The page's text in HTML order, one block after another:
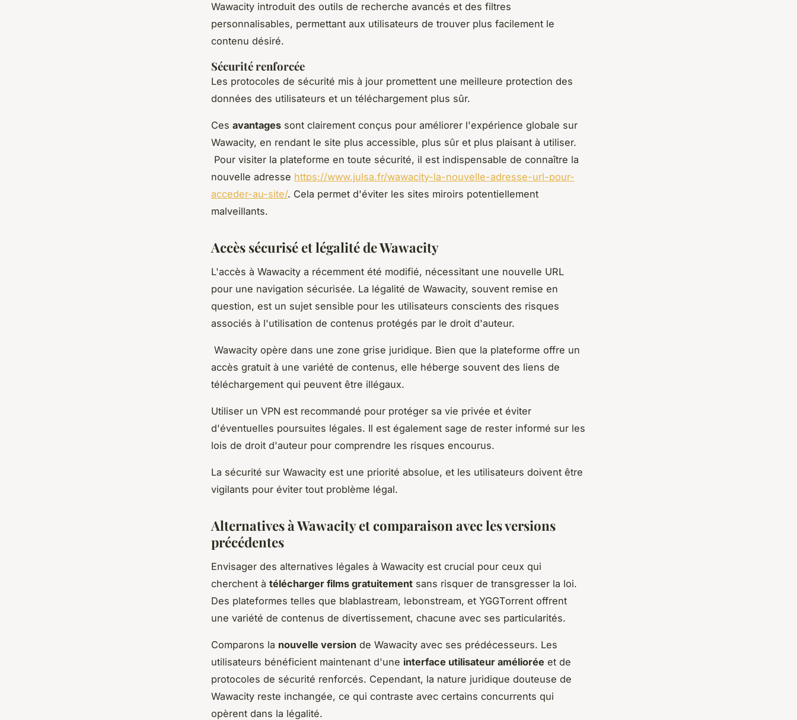
Wawacity introduit des outils de recherche avancés et des filtres
personnalisables, permettant aux utilisateurs de trouver plus facilement le
contenu désiré.
Sécurité renforcée
Les protocoles de sécurité mis à jour promettent une meilleure protection des
données des utilisateurs et un téléchargement plus sûr.
Ces avantages sont clairement conçus pour améliorer l'expérience globale sur
Wawacity, en rendant le site plus accessible, plus sûr et plus plaisant à utiliser.
Pour visiter la plateforme en toute sécurité, il est indispensable de connaître la
nouvelle adresse https://www.julsa.fr/wawacity-la-nouvelle-adresse-url-pour-
acceder-au-site/. Cela permet d'éviter les sites miroirs potentiellement
malveillants.
Accès sécurisé et légalité de Wawacity
L'accès à Wawacity a récemment été modifié, nécessitant une nouvelle URL
pour une navigation sécurisée. La légalité de Wawacity, souvent remise en
question, est un sujet sensible pour les utilisateurs conscients des risques
associés à l'utilisation de contenus protégés par le droit d'auteur.
Wawacity opère dans une zone grise juridique. Bien que la plateforme offre un
accès gratuit à une variété de contenus, elle héberge souvent des liens de
téléchargement qui peuvent être illégaux.
Utiliser un VPN est recommandé pour protéger sa vie privée et éviter
d'éventuelles poursuites légales. Il est également sage de rester informé sur les
lois de droit d'auteur pour comprendre les risques encourus.
La sécurité sur Wawacity est une priorité absolue, et les utilisateurs doivent être
vigilants pour éviter tout problème légal.
Alternatives à Wawacity et comparaison avec les versions
précédentes
Envisager des alternatives légales à Wawacity est crucial pour ceux qui
cherchent à télécharger films gratuitement sans risquer de transgresser la loi.
Des plateformes telles que blablastream, lebonstream, et YGGTorrent offrent
une variété de contenus de divertissement, chacune avec ses particularités.
Comparons la nouvelle version de Wawacity avec ses prédécesseurs. Les
utilisateurs bénéficient maintenant d'une interface utilisateur améliorée et de
protocoles de sécurité renforcés. Cependant, la nature juridique douteuse de
Wawacity reste inchangée, ce qui contraste avec certains concurrents qui
opèrent dans la légalité.